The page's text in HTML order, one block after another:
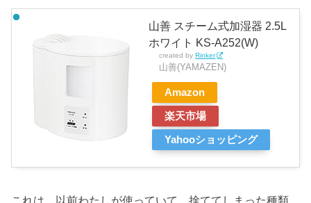
山善 スチーム式加湿器 2.5L
ホワイト KS-A252(W)
created byRinker
山善(YAMAZEN)
Amazon
楽天市場
Yahooショッピング
これは、以前わたしが使っていて、捨ててしまった種類